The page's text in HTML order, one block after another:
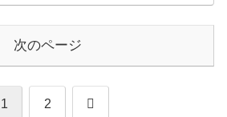
次のページ
1 2 次